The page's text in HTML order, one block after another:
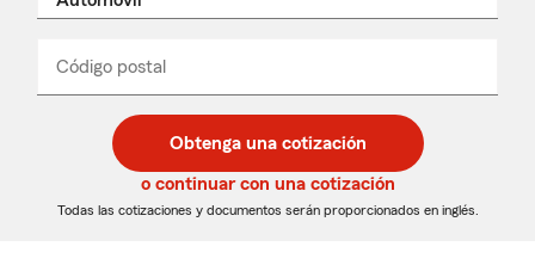
desplegable
Código postal
de
5
dígitos
de
5
dígitos
_____
Obtenga una cotización
o continuar con una cotización
Todas las cotizaciones y documentos serán proporcionados en inglés.